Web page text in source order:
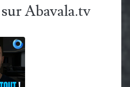
Abavala.tv